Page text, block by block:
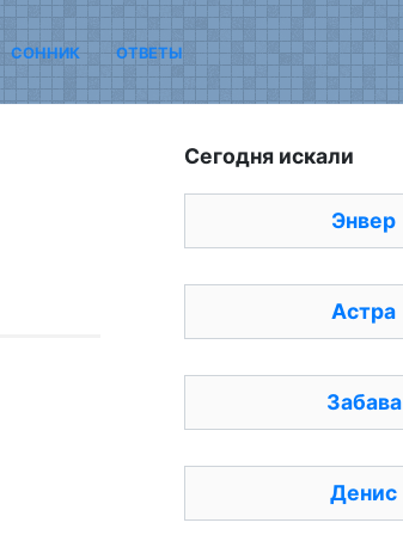
СОННИК ОТВЕТЫ
Сегодня искали
Энвер
Астра
Забава
Денис